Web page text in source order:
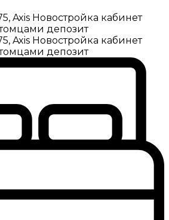
Axis Новостройка кабинет
депозит
Axis Новостройка кабинет
депозит